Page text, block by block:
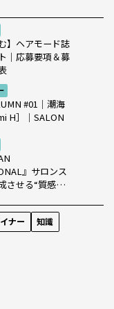
】ヘアモード誌
｜応募要項＆募
#01｜潮海
H］｜SALON
』サロンス
させる“質感設
案
ナー
知識